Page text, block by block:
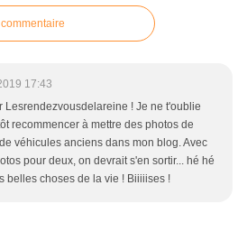
17:43
Lesrendezvousdelareine ! Je ne t'oublie
recommencer à mettre des photos de
véhicules anciens dans mon blog. Avec
pour deux, on devrait s'en sortir... hé hé
belles choses de la vie ! Biiiiises !